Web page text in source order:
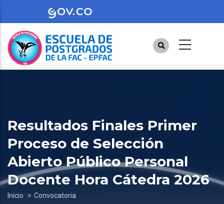
contenido
principal
Resultados Finales Primer
Proceso de Selección
Abierto Público Personal
Docente Hora Cátedra 2026
Sobrescribir
Inicio Convocatoria